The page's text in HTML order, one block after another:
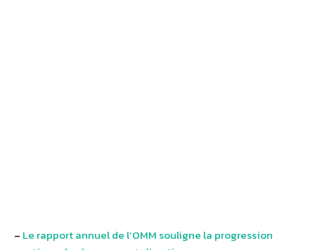
– Le rapport annuel de l’OMM souligne la progression